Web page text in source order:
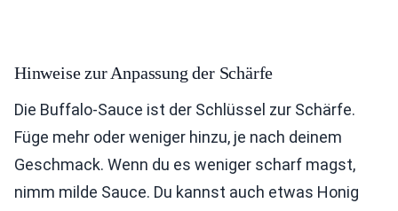
Hinweise zur Anpassung der Schärfe
Die Buffalo-Sauce ist der Schlüssel zur Schärfe.
Füge mehr oder weniger hinzu, je nach deinem
Geschmack. Wenn du es weniger scharf magst,
nimm milde Sauce. Du kannst auch etwas Honig